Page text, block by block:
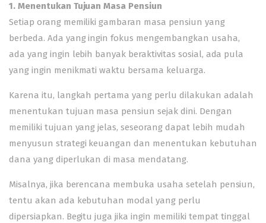
1. Menentukan Tujuan Masa Pensiun
Setiap orang memiliki gambaran masa pensiun yang
berbeda. Ada yang ingin fokus mengembangkan usaha,
ada yang ingin lebih banyak beraktivitas sosial, ada pula
yang ingin menikmati waktu bersama keluarga.
Karena itu, langkah pertama yang perlu dilakukan adalah
menentukan tujuan masa pensiun sejak dini. Dengan
memiliki tujuan yang jelas, seseorang dapat lebih mudah
menyusun strategi keuangan dan menentukan kebutuhan
dana yang diperlukan di masa mendatang.
Misalnya, jika berencana membuka usaha setelah pensiun,
tentu akan ada kebutuhan modal yang perlu
dipersiapkan. Begitu juga jika ingin memiliki tempat tinggal